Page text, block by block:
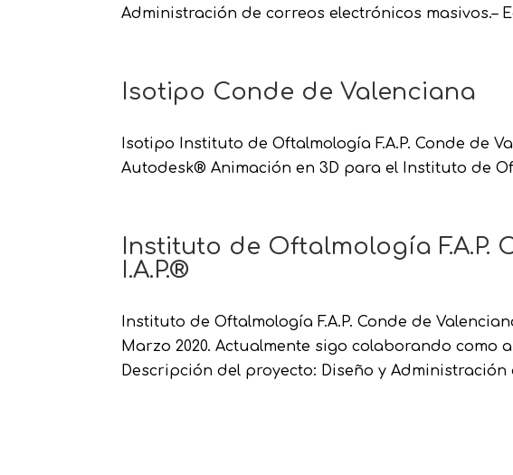
Administración de correos electrónicos masivos.–
Isotipo Conde de Valenciana
Isotipo Instituto de Oftalmología F.A.P. Conde de
Autodesk® Animación en 3D para el Instituto de
Instituto de Oftalmología F.A.P.
I.A.P.®
Instituto de Oftalmología F.A.P. Conde de
Marzo 2020. Actualmente sigo colaborando como
Descripción del proyecto: Diseño y Administración